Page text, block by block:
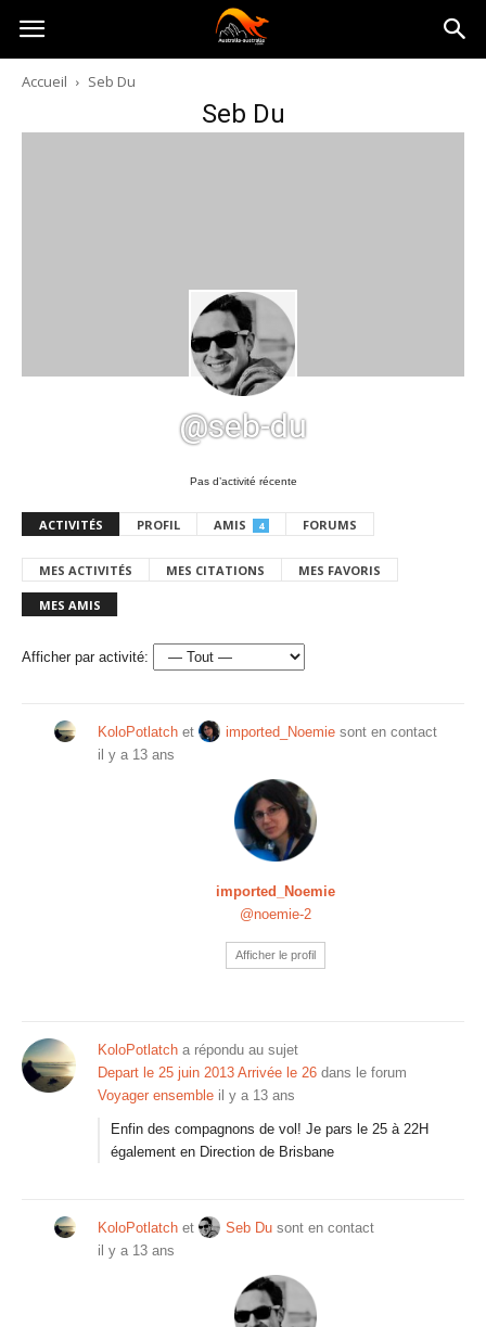
Australia-
australie.com
Accueil Seb Du
Seb Du
@seb-du
Pas d’activité récente
ACTIVITÉS PROFIL AMIS 4 FORUMS
MES ACTIVITÉS MES CITATIONS MES FAVORIS
MES AMIS
Afficher par activité:
KoloPotlatch et imported_Noemie sont en contact
il y a 13 ans
imported_Noemie
@noemie-2
Afficher le profil
KoloPotlatch a répondu au sujet
Depart le 25 juin 2013 Arrivée le 26 dans le forum
Voyager ensemble il y a 13 ans
Enfin des compagnons de vol! Je pars le 25 à 22H
également en Direction de Brisbane
KoloPotlatch et Seb Du sont en contact
il y a 13 ans